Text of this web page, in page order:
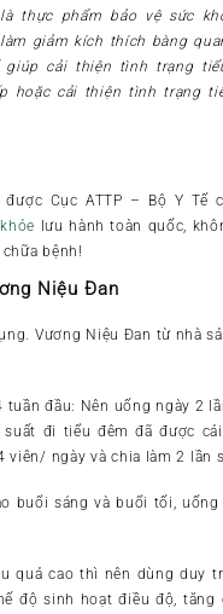
là thực phẩm bảo vệ sức
giảm kích thích bàng
cải thiện tình trạng
hoặc cải thiện tình trạng
Cục ATTP – Bộ Y Tế
lưu hành toàn quốc,
bệnh!
Niệu Đan
Vương Niệu Đan từ nhà
đầu: Nên uống ngày 2
suất đi tiểu đêm đã được
viên/ ngày và chia làm 2 lần
buổi sáng và buổi tối, uống
quả cao thì nên dùng duy
độ sinh hoạt điều độ, tăng